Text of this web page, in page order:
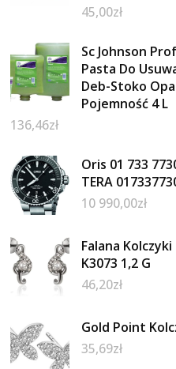
45,00zł
Sc Johnson
Pasta Do
Deb-Stoko
Pojemność 4 L
136,46zł
Oris 01 733
TERA
10 990,00zł
Falana
K3073 1,2 G
46,20zł
Gold Point
35,69zł